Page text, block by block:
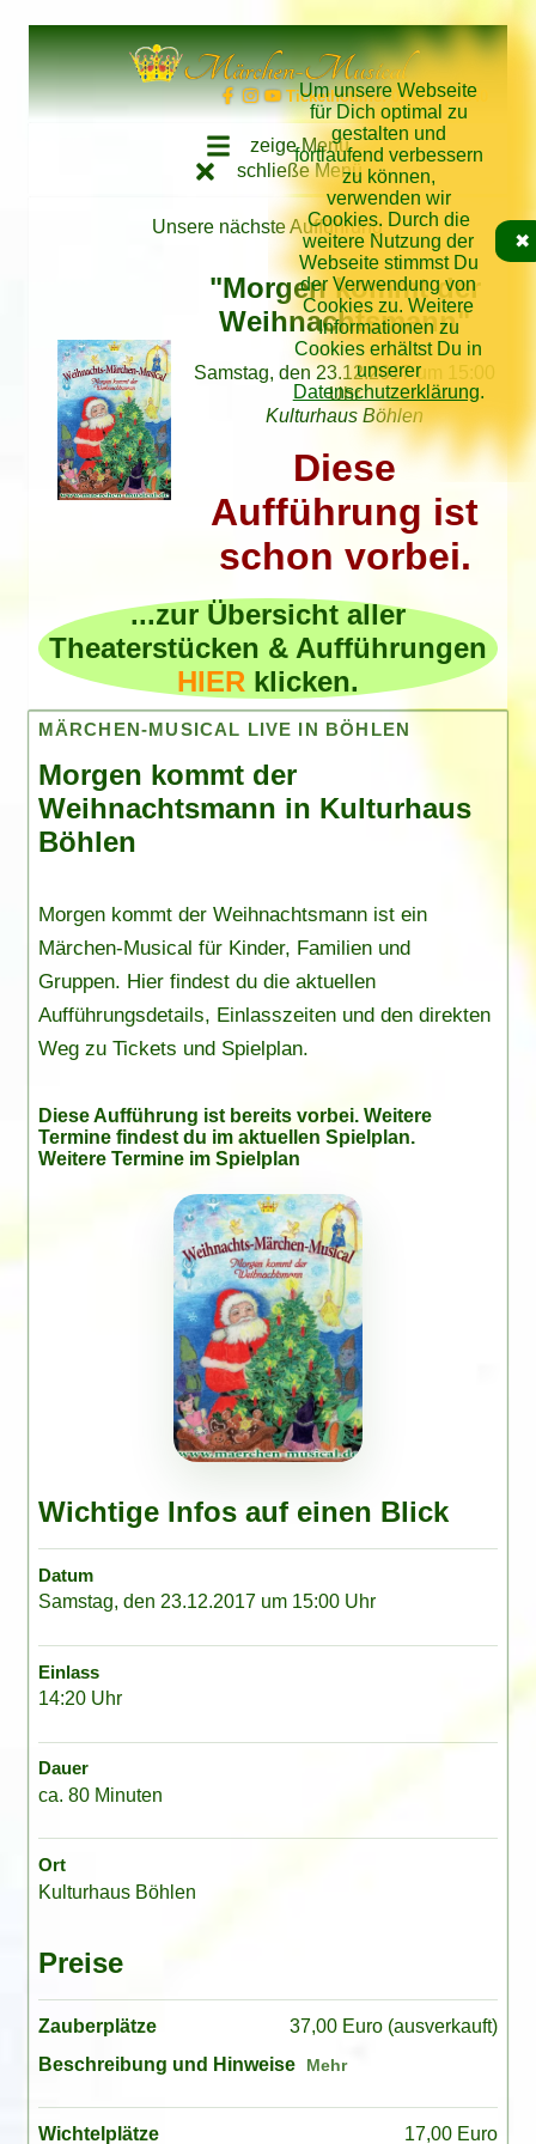
Direkt zum Inhalt springen
Um unsere Webseite
für Dich optimal zu
gestalten und
fortlaufend verbessern
zu können,
verwenden wir
Cookies. Durch die
weitere Nutzung der
Webseite stimmst Du
der Verwendung von
Cookies zu. Weitere
Informationen zu
Cookies erhältst Du in
unserer
Datenschutzerklärung.
✖
Märchen-Musical
Tickethotline: 034262/62640
zeige Menü
schließe Menü
MÄRCHEN-MUSICAL LIVE IN BÖHLEN
Morgen kommt der
Weihnachtsmann in Kulturhaus
Böhlen
Morgen kommt der Weihnachtsmann ist ein
Märchen-Musical für Kinder, Familien und
Gruppen. Hier findest du die aktuellen
Aufführungsdetails, Einlasszeiten und den direkten
Weg zu Tickets und Spielplan.
Diese Aufführung ist bereits vorbei. Weitere
Termine findest du im aktuellen Spielplan.
Weitere Termine im Spielplan
Wichtige Infos auf einen Blick
Datum
Samstag, den 23.12.2017 um 15:00 Uhr
Einlass
14:20 Uhr
Dauer
ca. 80 Minuten
Ort
Kulturhaus Böhlen
Preise
Zauberplätze
37,00 Euro (ausverkauft)
Beschreibung und Hinweise
Wichtelplätze 17,00 Euro
Unsere nächste Aufführung
"Morgen kommt der
Weihnachtsmann"
Samstag, den 23.12.2017 um 15:00
Uhr
Kulturhaus Böhlen
Diese
Aufführung ist
schon vorbei.
...zur Übersicht aller
Theaterstücken & Aufführungen
HIER klicken.